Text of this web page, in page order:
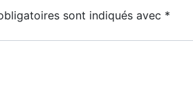
sont indiqués avec *